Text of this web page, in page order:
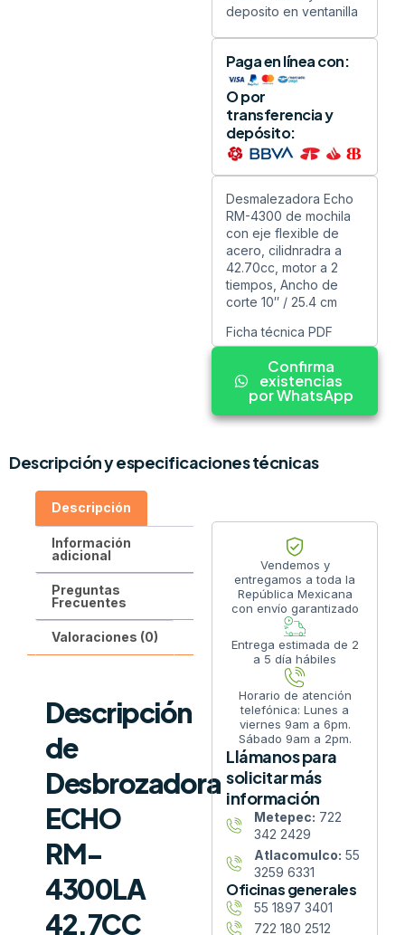
deposito en ventanilla
Paga en línea con:
O por
transferencia y
depósito:
Desmalezadora Echo
RM-4300 de mochila
con eje flexible de
acero, cilidnradra a
42.70cc, motor a 2
tiempos, Ancho de
corte 10″ / 25.4 cm
Ficha técnica PDF
Confirma
existencias
por WhatsApp
Descripción y especificaciones técnicas
Descripción
Información
adicional
Preguntas
Frecuentes
Valoraciones (0)
Descripción
de
Desbrozadora
ECHO
RM-
4300LA
42.7CC
Vendemos y
entregamos a toda la
República Mexicana
con envío garantizado
Entrega estimada de 2
a 5 día hábiles
Horario de atención
telefónica: Lunes a
viernes 9am a 6pm.
Sábado 9am a 2pm.
Llámanos para
solicitar más
información
Metepec: 722
342 2429
Atlacomulco: 55
3259 6331
Oficinas generales
55 1897 3401
722 180 2512